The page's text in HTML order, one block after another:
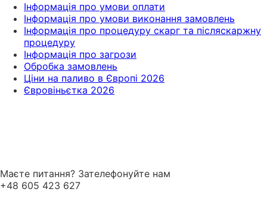
Інформація про умови оплати
Інформація про умови виконання замовлень
Інформація про процедуру скарг та післяскаржну
процедуру
Інформація про загрози
Обробка замовлень
Ціни на паливо в Європі 2026
Євровіньєтка 2026
Маєте питання? Зателефонуйте нам
+48 605 423 627